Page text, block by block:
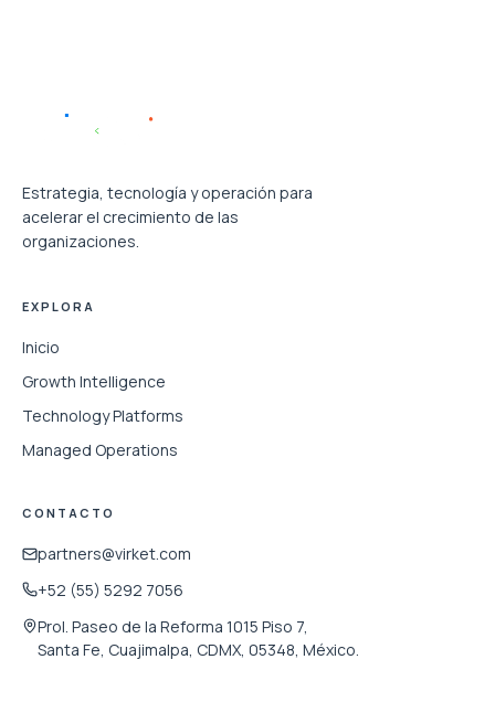
Estrategia, tecnología y operación para
acelerar el crecimiento de las
organizaciones.
EXPLORA
Inicio
Growth Intelligence
Technology Platforms
Managed Operations
CONTACTO
partners@virket.com
+52 (55) 5292 7056
Prol. Paseo de la Reforma 1015 Piso 7,
Santa Fe, Cuajimalpa, CDMX, 05348, México.